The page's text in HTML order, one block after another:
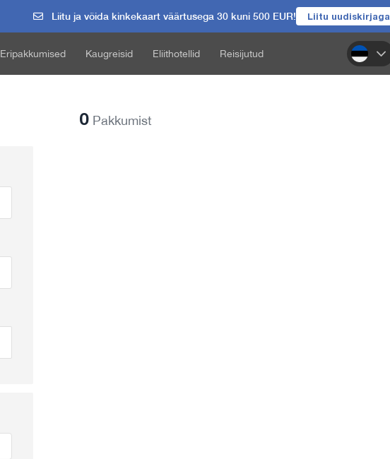
Liitu ja võida kinkekaart väärtusega 30 kuni 500 EUR! Liitu uudiskirjaga
Eripakkumised Kaugreisid Eliithotellid Reisijutud
0 Pakkumist